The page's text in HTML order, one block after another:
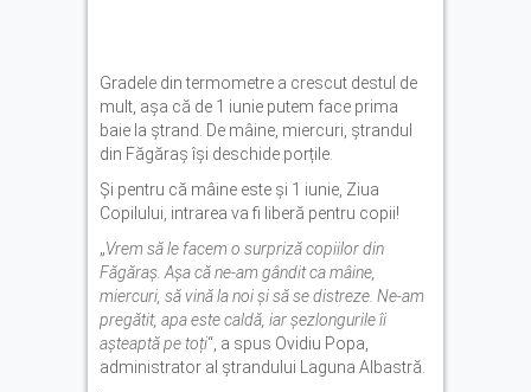
Gradele din termometre a crescut destul de
mult, așa că de 1 iunie putem face prima
baie la ștrand. De mâine, miercuri, ștrandul
din Făgăraș își deschide porțile.
Și pentru că mâine este și 1 iunie, Ziua
Copilului, intrarea va fi liberă pentru copii!
„Vrem să le facem o surpriză copiilor din
Făgăraș. Așa că ne-am gândit ca mâine,
miercuri, să vină la noi și să se distreze. Ne-am
pregătit, apa este caldă, iar șezlongurile îi
așteaptă pe toți“, a spus Ovidiu Popa,
administrator al ștrandului Laguna Albastră.